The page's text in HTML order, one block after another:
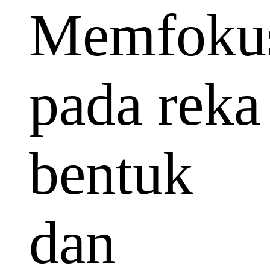
pada reka
bentuk
dan